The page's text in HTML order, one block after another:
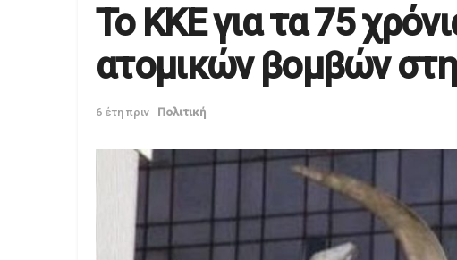
Το ΚΚΕ για τα 75
ατομικών βομβών
6 έτη πριν Πολιτική